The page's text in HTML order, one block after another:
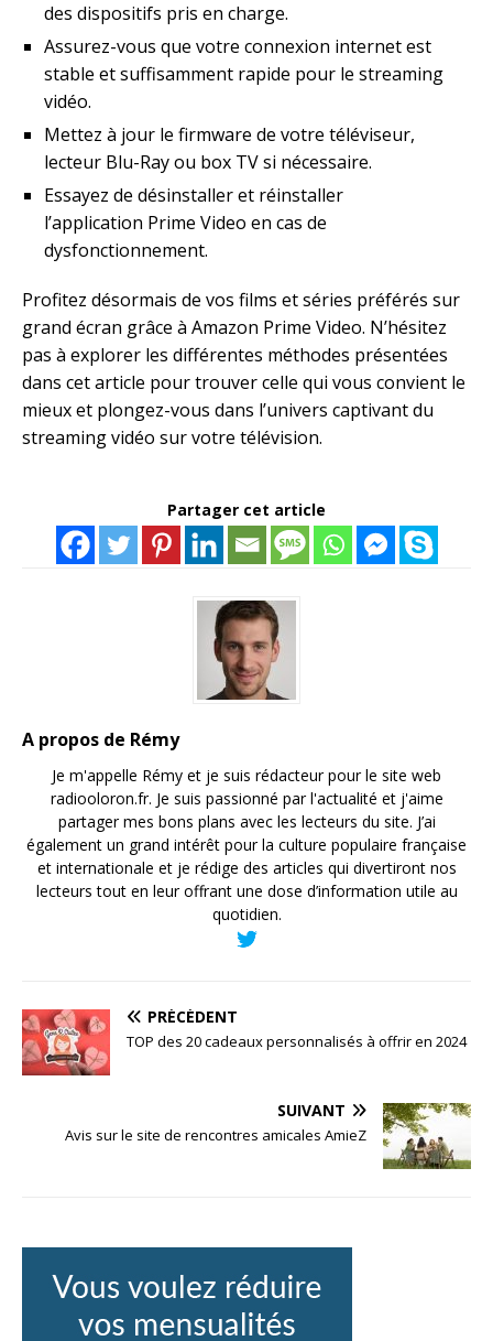
des dispositifs pris en charge.
Assurez-vous que votre connexion internet est
stable et suffisamment rapide pour le streaming
vidéo.
Mettez à jour le firmware de votre téléviseur,
lecteur Blu-Ray ou box TV si nécessaire.
Essayez de désinstaller et réinstaller
l’application Prime Video en cas de
dysfonctionnement.
Profitez désormais de vos films et séries préférés sur
grand écran grâce à Amazon Prime Video. N’hésitez
pas à explorer les différentes méthodes présentées
dans cet article pour trouver celle qui vous convient le
mieux et plongez-vous dans l’univers captivant du
streaming vidéo sur votre télévision.
Partager cet article
A propos de Rémy
Je m'appelle Rémy et je suis rédacteur pour le site web
radiooloron.fr. Je suis passionné par l'actualité et j'aime
partager mes bons plans avec les lecteurs du site. J’ai
également un grand intérêt pour la culture populaire française
et internationale et je rédige des articles qui divertiront nos
lecteurs tout en leur offrant une dose d’information utile au
quotidien.
PRÉCÉDENT
TOP des 20 cadeaux personnalisés à offrir en 2024
SUIVANT
Avis sur le site de rencontres amicales AmieZ